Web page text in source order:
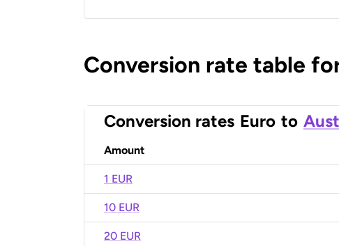
Conversion rate table
Conversion rates Euro to
Amount
1 EUR
10 EUR
20 EUR